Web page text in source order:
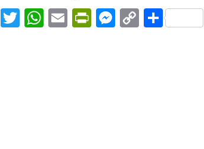
Facebook
Twitter
WhatsApp
EmailPrintFriendly
Messenger
CopyShare